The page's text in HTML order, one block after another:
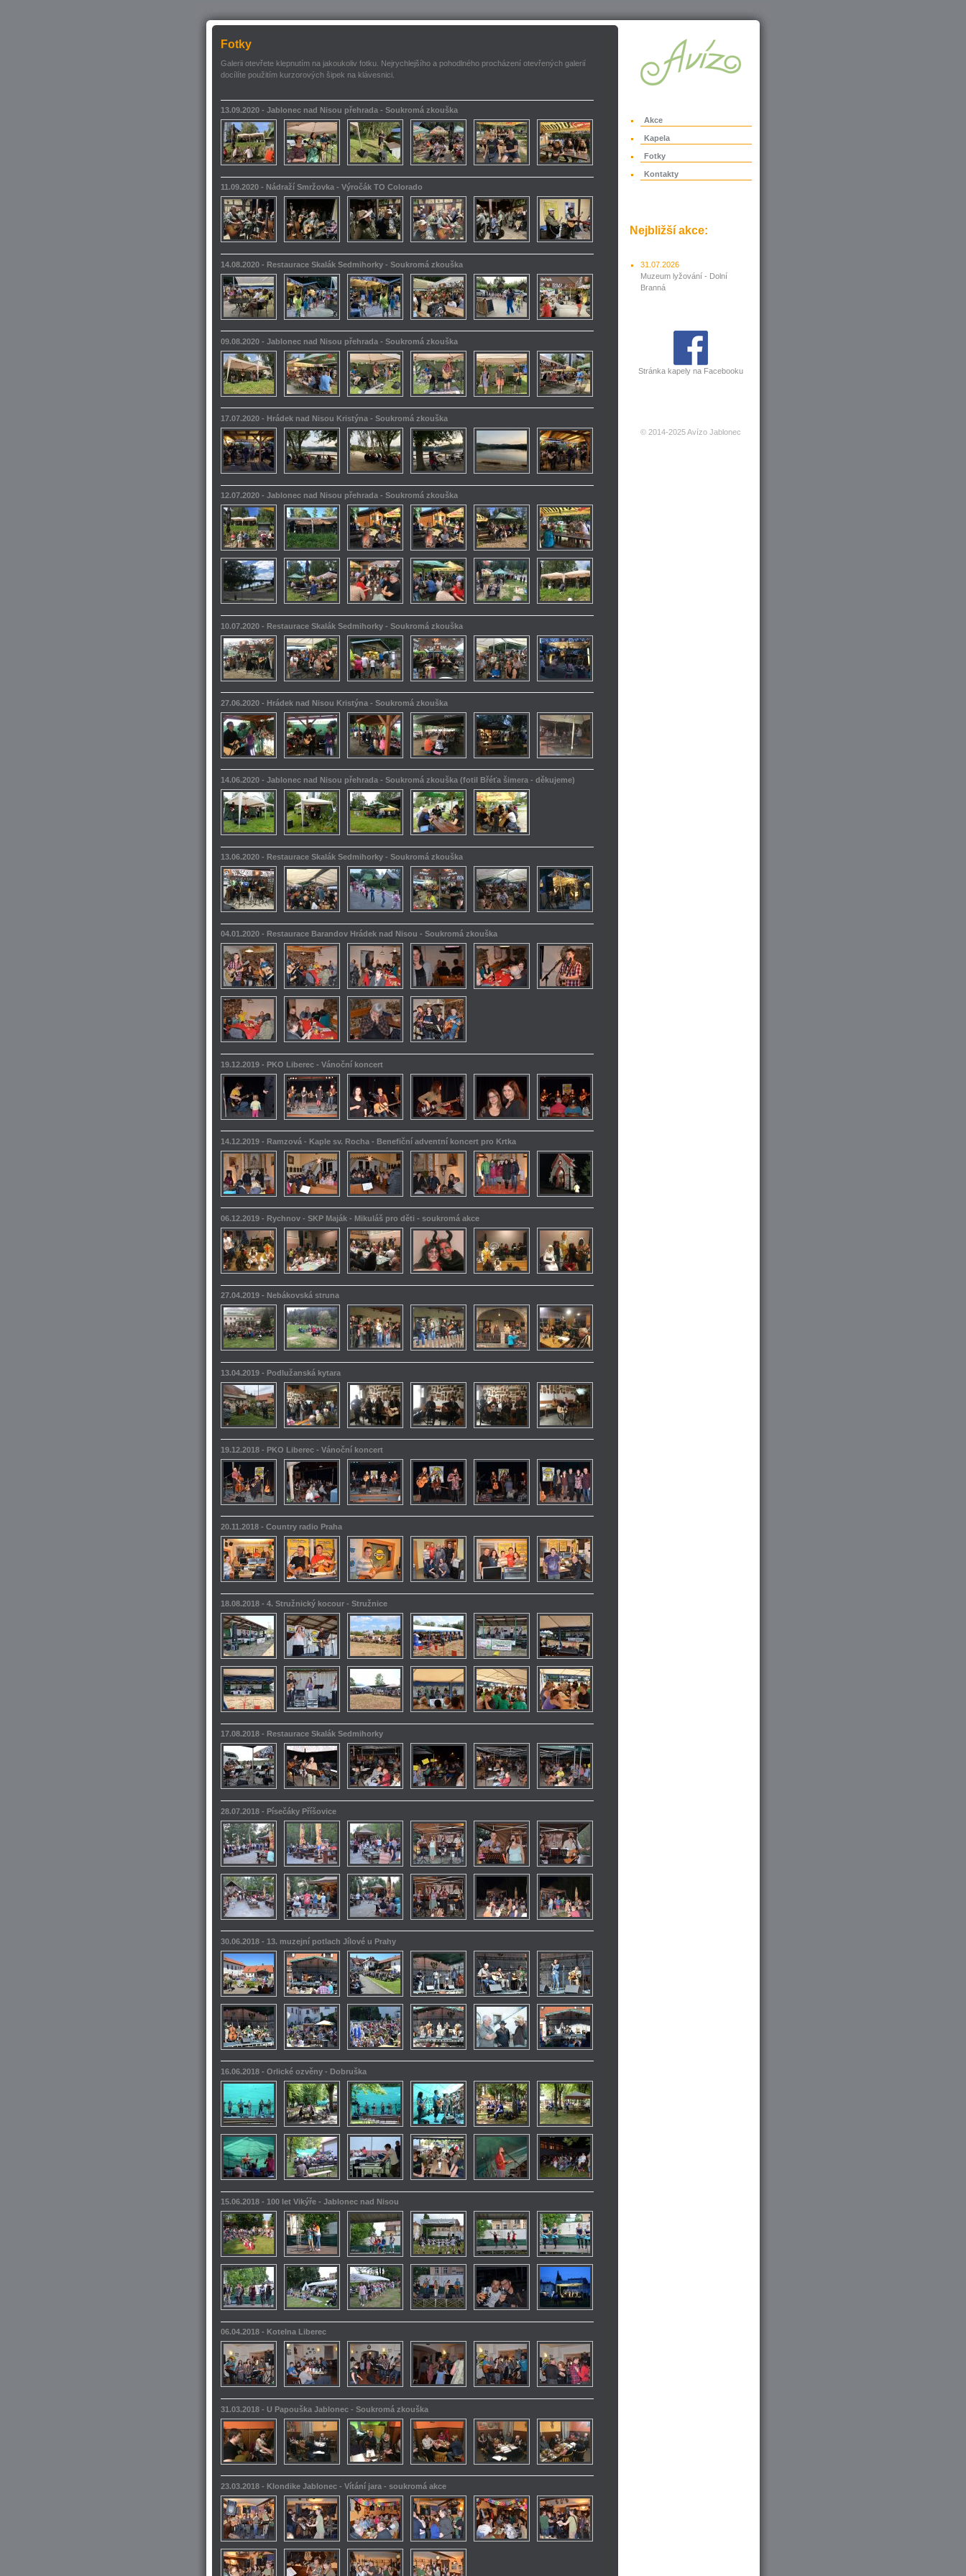
Akce
Kapela
Fotky
Kontakty
Nejbližší akce:
31.07.2026
Muzeum lyžování - Dolní
Branná
Stránka kapely na Facebooku
© 2014-2025 Avízo Jablonec
Fotky
Galerii otevřete klepnutím na jakoukoliv fotku. Nejrychlejšího a pohodlného procházení otevřených galerií
docílíte použitím kurzorových šipek na klávesnici.
13.09.2020 - Jablonec nad Nisou přehrada - Soukromá zkouška
11.09.2020 - Nádraží Smržovka - Výročák TO Colorado
14.08.2020 - Restaurace Skalák Sedmihorky - Soukromá zkouška
09.08.2020 - Jablonec nad Nisou přehrada - Soukromá zkouška
17.07.2020 - Hrádek nad Nisou Kristýna - Soukromá zkouška
12.07.2020 - Jablonec nad Nisou přehrada - Soukromá zkouška
10.07.2020 - Restaurace Skalák Sedmihorky - Soukromá zkouška
27.06.2020 - Hrádek nad Nisou Kristýna - Soukromá zkouška
14.06.2020 - Jablonec nad Nisou přehrada - Soukromá zkouška (fotil Břéťa šimera - děkujeme)
13.06.2020 - Restaurace Skalák Sedmihorky - Soukromá zkouška
04.01.2020 - Restaurace Barandov Hrádek nad Nisou - Soukromá zkouška
19.12.2019 - PKO Liberec - Vánoční koncert
14.12.2019 - Ramzová - Kaple sv. Rocha - Benefiční adventní koncert pro Krtka
06.12.2019 - Rychnov - SKP Maják - Mikuláš pro děti - soukromá akce
27.04.2019 - Nebákovská struna
13.04.2019 - Podlužanská kytara
19.12.2018 - PKO Liberec - Vánoční koncert
20.11.2018 - Country radio Praha
18.08.2018 - 4. Stružnický kocour - Stružnice
17.08.2018 - Restaurace Skalák Sedmihorky
28.07.2018 - Písečáky Příšovice
30.06.2018 - 13. muzejní potlach Jílové u Prahy
16.06.2018 - Orlické ozvěny - Dobruška
15.06.2018 - 100 let Vikýře - Jablonec nad Nisou
06.04.2018 - Kotelna Liberec
31.03.2018 - U Papouška Jablonec - Soukromá zkouška
23.03.2018 - Klondike Jablonec - Vítání jara - soukromá akce